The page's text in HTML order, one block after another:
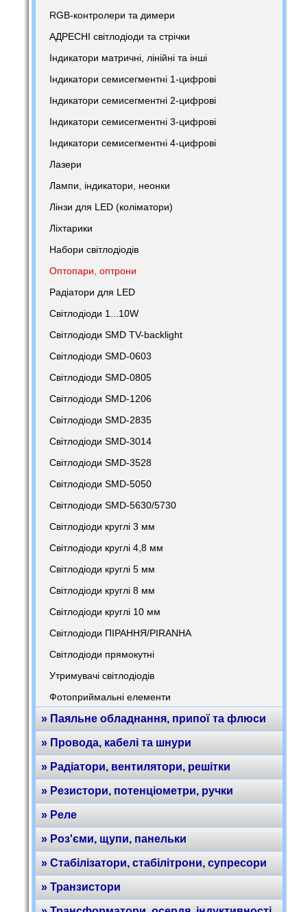
RGB-контролери та димери
АДРЕСНІ світлодіоди та стрічки
Індикатори матричні, лінійні та інші
Індикатори семисегментні 1-цифрові
Індикатори семисегментні 2-цифрові
Індикатори семисегментні 3-цифрові
Індикатори семисегментні 4-цифрові
Лазери
Лампи, індикатори, неонки
Лінзи для LED (коліматори)
Ліхтарики
Набори світлодіодів
Оптопари, оптрони
Радіатори для LED
Світлодіоди 1...10W
Світлодіоди SMD TV-backlight
Світлодіоди SMD-0603
Світлодіоди SMD-0805
Світлодіоди SMD-1206
Світлодіоди SMD-2835
Світлодіоди SMD-3014
Світлодіоди SMD-3528
Світлодіоди SMD-5050
Світлодіоди SMD-5630/5730
Світлодіоди круглі 3 мм
Світлодіоди круглі 4,8 мм
Світлодіоди круглі 5 мм
Світлодіоди круглі 8 мм
Світлодіоди круглі 10 мм
Світлодіоди ПІРАННЯ/PIRANHA
Світлодіоди прямокутні
Утримувачі світлодіодів
Фотоприймальні елементи
» Паяльне обладнання, припої та флюси
» Провода, кабелі та шнури
» Радіатори, вентилятори, решітки
» Резистори, потенціометри, ручки
» Реле
» Роз'єми, щупи, панельки
» Стабілізатори, стабілітрони, супресори
» Транзистори